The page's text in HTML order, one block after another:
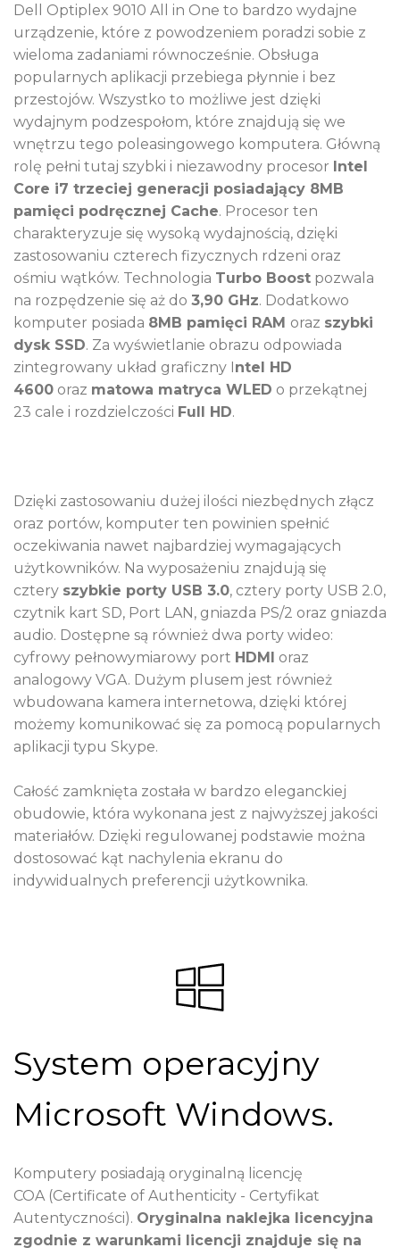
Dell Optiplex 9010 All in One to bardzo wydajne
urządzenie, które z powodzeniem poradzi sobie z
wieloma zadaniami równocześnie. Obsługa
popularnych aplikacji przebiega płynnie i bez
przestojów. Wszystko to możliwe jest dzięki
wydajnym podzespołom, które znajdują się we
wnętrzu tego poleasingowego komputera. Główną
rolę pełni tutaj szybki i niezawodny procesor Intel
Core i7 trzeciej generacji posiadający 8MB
pamięci podręcznej Cache. Procesor ten
charakteryzuje się wysoką wydajnością, dzięki
zastosowaniu czterech fizycznych rdzeni oraz
ośmiu wątków. Technologia Turbo Boost pozwala
na rozpędzenie się aż do 3,90 GHz. Dodatkowo
komputer posiada 8MB pamięci RAM oraz szybki
dysk SSD. Za wyświetlanie obrazu odpowiada
zintegrowany układ graficzny Intel HD
4600 oraz matowa matryca WLED o przekątnej
23 cale i rozdzielczości Full HD.
Dzięki zastosowaniu dużej ilości niezbędnych złącz
oraz portów, komputer ten powinien spełnić
oczekiwania nawet najbardziej wymagających
użytkowników. Na wyposażeniu znajdują się
cztery szybkie porty USB 3.0, cztery porty USB 2.0,
czytnik kart SD, Port LAN, gniazda PS/2 oraz gniazda
audio. Dostępne są również dwa porty wideo:
cyfrowy pełnowymiarowy port HDMI oraz
analogowy VGA. Dużym plusem jest również
wbudowana kamera internetowa, dzięki której
możemy komunikować się za pomocą popularnych
aplikacji typu Skype.
Całość zamknięta została w bardzo eleganckiej
obudowie, która wykonana jest z najwyższej jakości
materiałów. Dzięki regulowanej podstawie można
dostosować kąt nachylenia ekranu do
indywidualnych preferencji użytkownika.
System operacyjny
Microsoft Windows.
Komputery posiadają oryginalną licencję
COA (Certificate of Authenticity - Certyfikat
Autentyczności). Oryginalna naklejka licencyjna
zgodnie z warunkami licencji znajduje się na